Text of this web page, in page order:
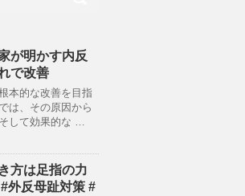
が明かす内反
で改善
本的な改善を目指
は、その原因から
して効果的な …
方は足指の力
外反母趾対策 #